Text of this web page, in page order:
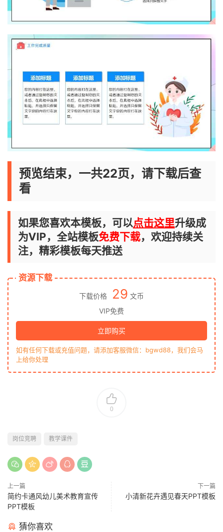
预览结束，一共22页，请下载后查
看
如果您喜欢本模板，可以点击这里升级成
为VIP，全站模板免费下载，欢迎持续关
注，精彩模板每天推送
资源下载
下载价格 29 文币
VIP免费
立即购买
如有任何下载或充值问题，请添加客服微信：bgwd88，我们会马
上给你处理
0
岗位竞聘 教学课件
上一篇
简约卡通风幼儿美术教育宣传
PPT模板
下一篇
小清新花卉遇见春天PPT模板
猜你喜欢